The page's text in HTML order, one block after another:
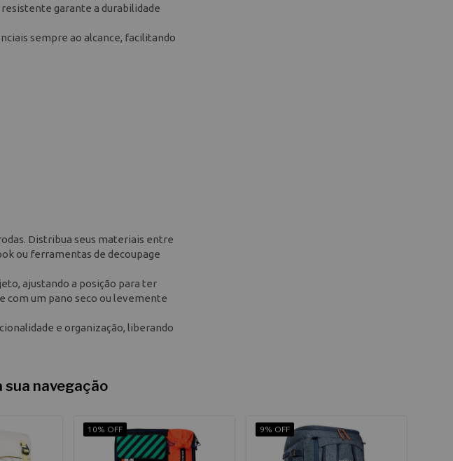
garante a durabilidade
sempre ao alcance, facilitando
Distribua seus materiais entre
ou ferramentas de decoupage
ajustando a posição para ter
com um pano seco ou levemente
e organização, liberando
sua navegação
10% OFF 9% OFF